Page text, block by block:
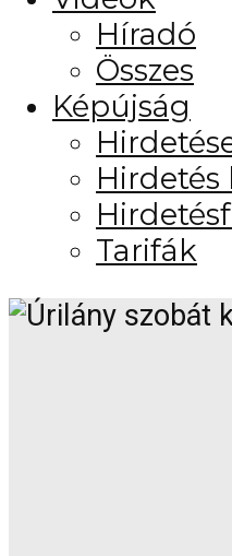
Híradó
Összes
Képújság
Hirdetés
Tarifák